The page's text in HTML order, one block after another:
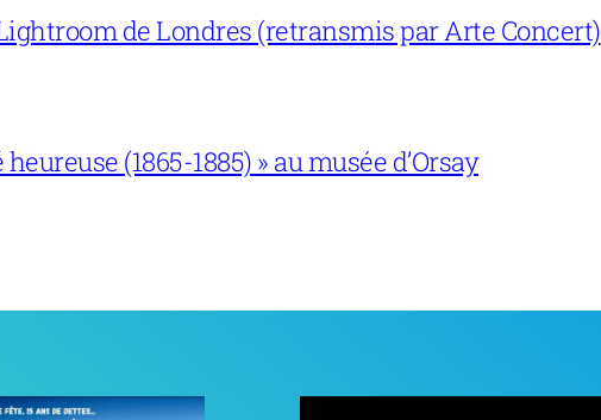
de Londres (retransmis par Arte Concert)
(1865-1885) » au musée d’Orsay